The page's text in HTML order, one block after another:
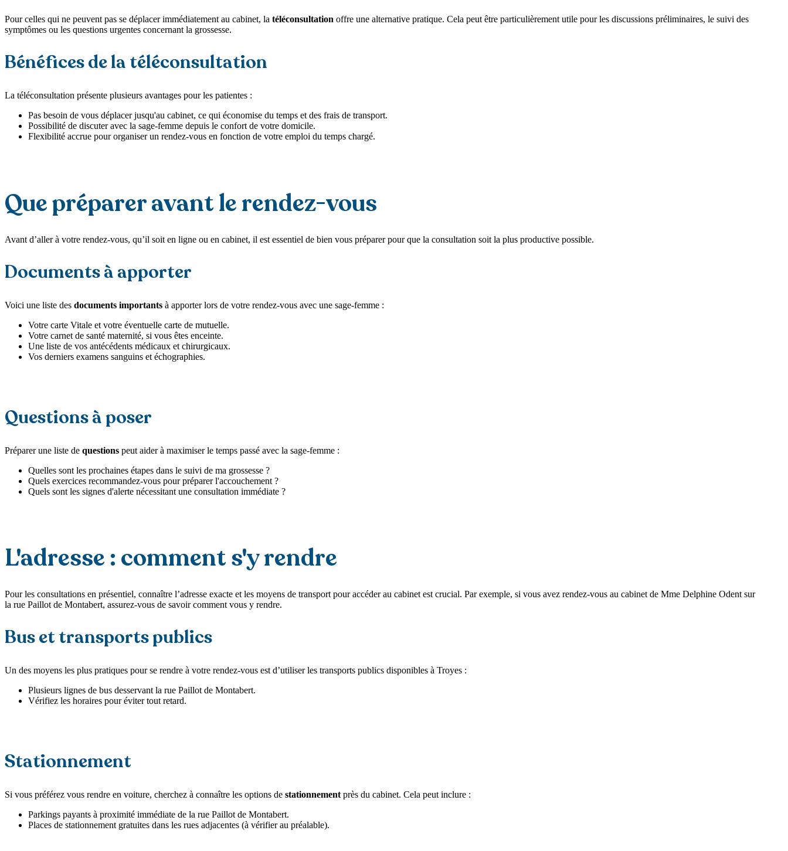
Pour celles qui ne peuvent pas se déplacer immédiatement au cabinet, la téléconsultation offre une alternative pratique. Cela peut être particulièrement utile pour les discussions préliminaires, le suivi des
symptômes ou les questions urgentes concernant la grossesse.
Bénéfices de la téléconsultation
La téléconsultation présente plusieurs avantages pour les patientes :
Pas besoin de vous déplacer jusqu'au cabinet, ce qui économise du temps et des frais de transport.
Possibilité de discuter avec la sage-femme depuis le confort de votre domicile.
Flexibilité accrue pour organiser un rendez-vous en fonction de votre emploi du temps chargé.
Que préparer avant le rendez-vous
Avant d’aller à votre rendez-vous, qu’il soit en ligne ou en cabinet, il est essentiel de bien vous préparer pour que la consultation soit la plus productive possible.
Documents à apporter
Voici une liste des documents importants à apporter lors de votre rendez-vous avec une sage-femme :
Votre carte Vitale et votre éventuelle carte de mutuelle.
Votre carnet de santé maternité, si vous êtes enceinte.
Une liste de vos antécédents médicaux et chirurgicaux.
Vos derniers examens sanguins et échographies.
Questions à poser
Préparer une liste de questions peut aider à maximiser le temps passé avec la sage-femme :
Quelles sont les prochaines étapes dans le suivi de ma grossesse ?
Quels exercices recommandez-vous pour préparer l'accouchement ?
Quels sont les signes d'alerte nécessitant une consultation immédiate ?
L'adresse : comment s'y rendre
Pour les consultations en présentiel, connaître l’adresse exacte et les moyens de transport pour accéder au cabinet est crucial. Par exemple, si vous avez rendez-vous au cabinet de Mme Delphine Odent sur
la rue Paillot de Montabert, assurez-vous de savoir comment vous y rendre.
Bus et transports publics
Un des moyens les plus pratiques pour se rendre à votre rendez-vous est d’utiliser les transports publics disponibles à Troyes :
Plusieurs lignes de bus desservant la rue Paillot de Montabert.
Vérifiez les horaires pour éviter tout retard.
Stationnement
Si vous préférez vous rendre en voiture, cherchez à connaître les options de stationnement près du cabinet. Cela peut inclure :
Parkings payants à proximité immédiate de la rue Paillot de Montabert.
Places de stationnement gratuites dans les rues adjacentes (à vérifier au préalable).